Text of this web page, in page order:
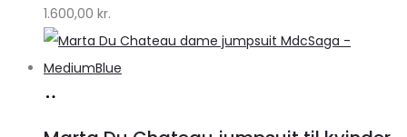
Lykke
1.600,00 kr.